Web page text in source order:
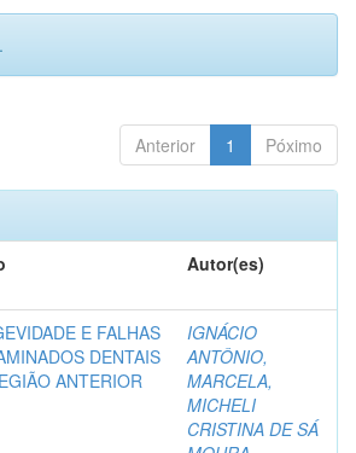
Anterior 1 Póximo
Autor(es)
E FALHAS
DENTAIS
ANTERIOR
IGNÁCIO
ANTÔNIO,
MARCELA,
MICHELI
CRISTINA DE SÁ